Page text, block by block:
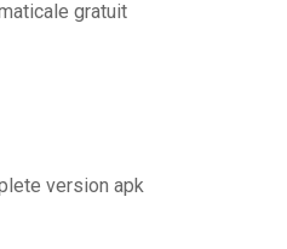
gratuit
version apk